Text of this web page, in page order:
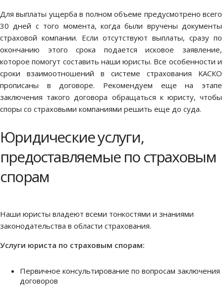
Для выплаты ущерба в полном объеме предусмотрено всего
30 дней с того момента, когда были вручены документы
страховой компании. Если отсутствуют выплаты, сразу по
окончанию этого срока подается исковое заявление,
которое помогут составить наши юристы. Все особенности и
сроки взаимоотношений в системе страхования КАСКО
прописаны в договоре. Рекомендуем еще на этапе
заключения такого договора обращаться к юристу, чтобы
споры со страховыми компаниями решить еще до суда.
Юридические услуги,
предоставляемые по страховым
спорам
Наши юристы владеют всеми тонкостями и знаниями
законодательства в области страхования.
Услуги юриста по страховым спорам:
Первичное консультирование по вопросам заключения
договоров